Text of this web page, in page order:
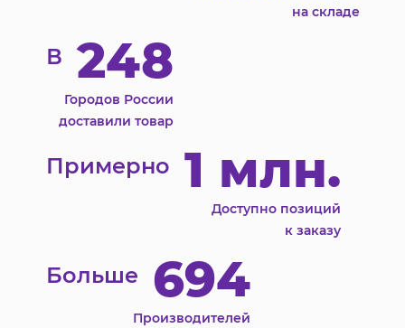
на складе
В 248
Городов России
доставили товар
Примерно 1 млн.
Доступно позиций
к заказу
Больше 694
Производителей